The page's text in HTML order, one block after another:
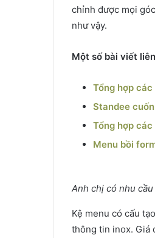
chỉnh được mọi
như vậy.
Một số bài viết
Tổng hợp
Standee
Tổng hợp
Menu bồi
Anh chị có nhu
Kệ menu có cấu
thông tin inox. Giá